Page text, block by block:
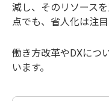
減し、そのリソース
点でも、省人化は注目
働き方改革やDXにつ
います。